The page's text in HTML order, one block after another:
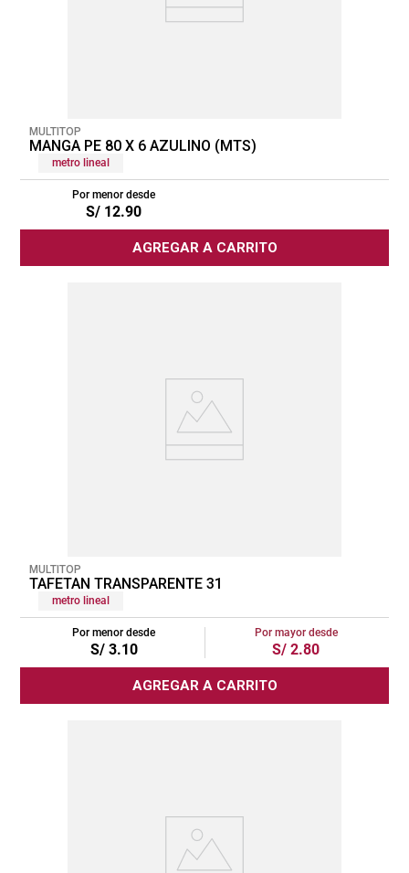
MULTITOP
MANGA PE 80 X 6 AZULINO (MTS)
metro lineal
Por menor desde
S/ 12.90
AGREGAR A CARRITO
MULTITOP
TAFETAN TRANSPARENTE 31
metro lineal
Por menor desde
S/ 3.10
Por mayor desde
S/ 2.80
AGREGAR A CARRITO